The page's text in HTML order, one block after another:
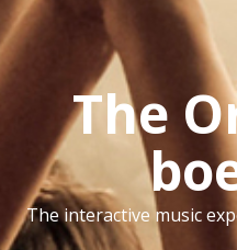
The
The interactive music